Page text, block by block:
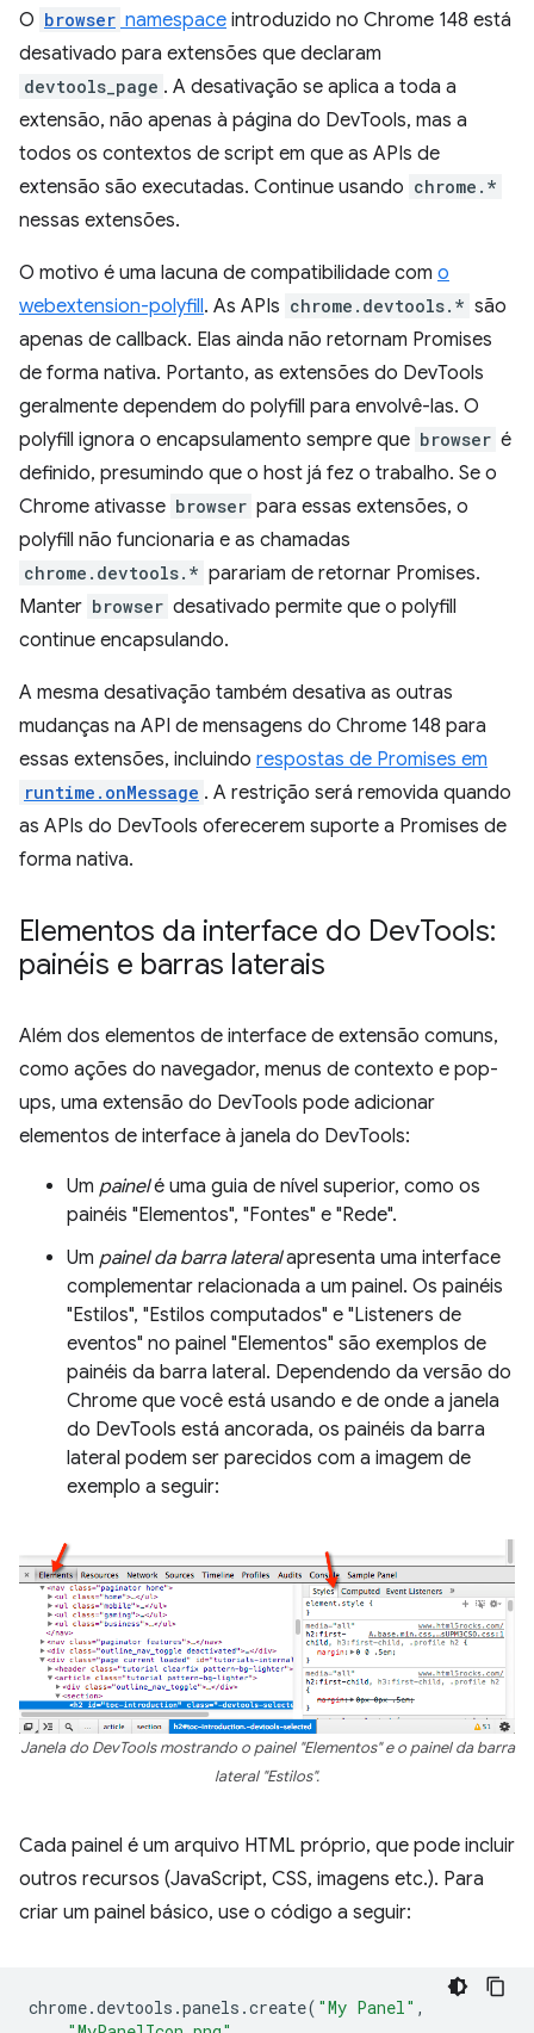
O browser namespace introduzido no Chrome 148 está
desativado para extensões que declaram
devtools_page . A desativação se aplica a toda a
extensão, não apenas à página do DevTools, mas a
todos os contextos de script em que as APIs de
extensão são executadas. Continue usando chrome.*
nessas extensões.
O motivo é uma lacuna de compatibilidade com o
webextension-polyfill. As APIs chrome.devtools.* são
apenas de callback. Elas ainda não retornam Promises
de forma nativa. Portanto, as extensões do DevTools
geralmente dependem do polyfill para envolvê-las. O
polyfill ignora o encapsulamento sempre que browser é
definido, presumindo que o host já fez o trabalho. Se o
Chrome ativasse browser para essas extensões, o
polyfill não funcionaria e as chamadas
chrome.devtools.* parariam de retornar Promises.
Manter browser desativado permite que o polyfill
continue encapsulando.
A mesma desativação também desativa as outras
mudanças na API de mensagens do Chrome 148 para
essas extensões, incluindo respostas de Promises em
runtime.onMessage . A restrição será removida quando
as APIs do DevTools oferecerem suporte a Promises de
forma nativa.
Elementos da interface do DevTools:
painéis e barras laterais
Além dos elementos de interface de extensão comuns,
como ações do navegador, menus de contexto e pop-
ups, uma extensão do DevTools pode adicionar
elementos de interface à janela do DevTools:
Um painelé uma guia de nível superior, como os
painéis "Elementos", "Fontes" e "Rede".
Um painel da barra lateralapresenta uma interface
complementar relacionada a um painel. Os painéis
"Estilos", "Estilos computados" e "Listeners de
eventos" no painel "Elementos" são exemplos de
painéis da barra lateral. Dependendo da versão do
Chrome que você está usando e de onde a janela
do DevTools está ancorada, os painéis da barra
lateral podem ser parecidos com a imagem de
exemplo a seguir:
Janela do DevTools mostrando o painel "Elementos" e o painel da barra
lateral "Estilos".
Cada painel é um arquivo HTML próprio, que pode incluir
outros recursos (JavaScript, CSS, imagens etc.). Para
criar um painel básico, use o código a seguir:
chrome.devtools .panels .create( "My Panel" ,